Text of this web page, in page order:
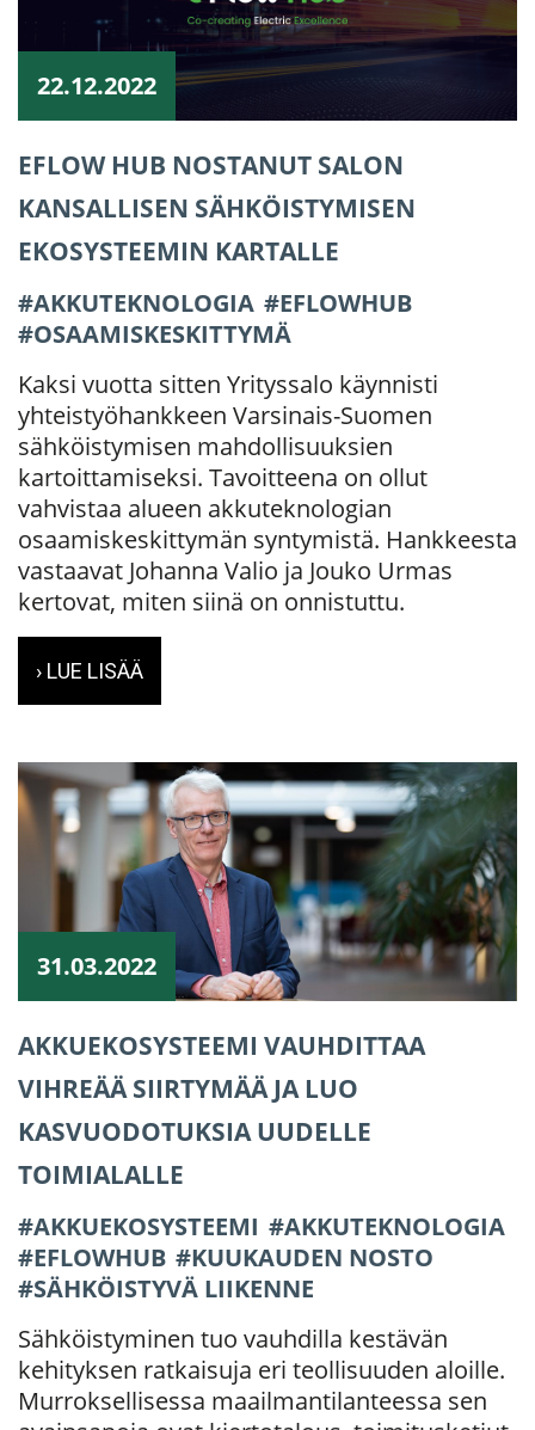
22.12.2022
EFLOW HUB NOSTANUT SALON
KANSALLISEN SÄHKÖISTYMISEN
EKOSYSTEEMIN KARTALLE
AKKUTEKNOLOGIA
EFLOWHUB
OSAAMISKESKITTYMÄ
Kaksi vuotta sitten Yrityssalo käynnisti
yhteistyöhankkeen Varsinais-Suomen
sähköistymisen mahdollisuuksien
kartoittamiseksi. Tavoitteena on ollut
vahvistaa alueen akkuteknologian
osaamiskeskittymän syntymistä. Hankkeesta
vastaavat Johanna Valio ja Jouko Urmas
kertovat, miten siinä on onnistuttu.
› LUE LISÄÄ
31.03.2022
AKKUEKOSYSTEEMI VAUHDITTAA
VIHREÄÄ SIIRTYMÄÄ JA LUO
KASVUODOTUKSIA UUDELLE
TOIMIALALLE
AKKUEKOSYSTEEMI
AKKUTEKNOLOGIA
EFLOWHUB
KUUKAUDEN NOSTO
SÄHKÖISTYVÄ LIIKENNE
Sähköistyminen tuo vauhdilla kestävän
kehityksen ratkaisuja eri teollisuuden aloille.
Murroksellisessa maailmantilanteessa sen